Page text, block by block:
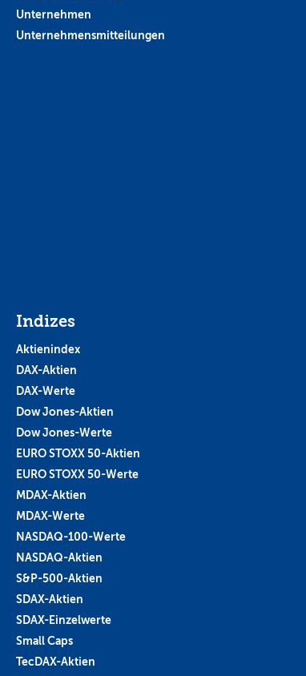
Unternehmen
Unternehmensmitteilungen
Indizes
Aktienindex
DAX-Aktien
DAX-Werte
Dow Jones-Aktien
Dow Jones-Werte
EURO STOXX 50-Aktien
EURO STOXX 50-Werte
MDAX-Aktien
MDAX-Werte
NASDAQ-100-Werte
NASDAQ-Aktien
S&P-500-Aktien
SDAX-Aktien
SDAX-Einzelwerte
Small Caps
TecDAX-Aktien